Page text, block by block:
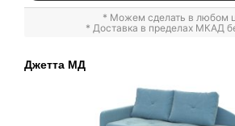
* Можем сделать в любом
* Доставка в пределах МКАД
Джетта МД